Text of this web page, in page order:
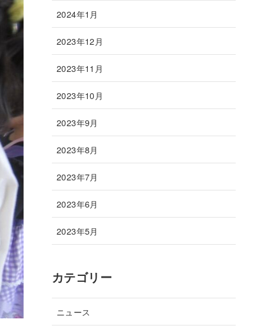
2024年1月
2023年12月
2023年11月
2023年10月
2023年9月
2023年8月
2023年7月
2023年6月
2023年5月
カテゴリー
ニュース